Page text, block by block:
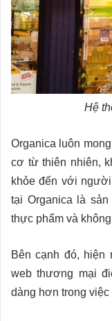
Hệ
Organica luôn
cơ từ thiên nhiên,
khỏe đến với
tại Organica là
thực phẩm và
Bên cạnh đó, hiện
web thương mại
dàng hơn trong